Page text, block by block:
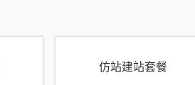
仿站建站套餐